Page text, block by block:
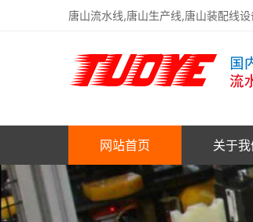
唐山流水线,唐山生产线,唐山装配线
网站首页 关于我